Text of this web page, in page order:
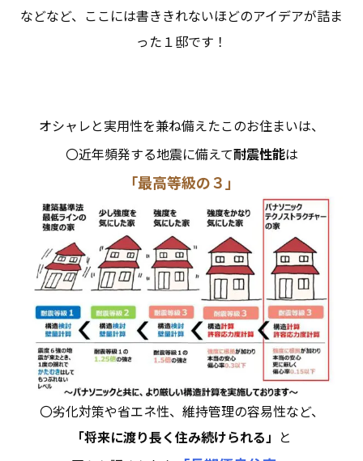
などなど、ここには書ききれないほどのアイデアが詰ま
った１邸です！
オシャレと実用性を兼ね備えたこのお住まいは、
〇近年頻発する地震に備えて耐震性能は
「最高等級の３」
〇劣化対策や省エネ性、維持管理の容易性など、
「将来に渡り長く住み続けられる」 と